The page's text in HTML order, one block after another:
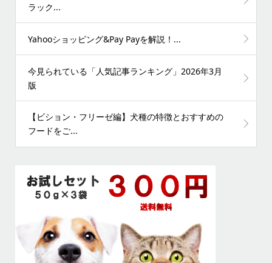
ラック...
Yahooショッピング&Pay Payを解説！...
今見られている「人気記事ランキング」2026年3月
版
【ビション・フリーゼ編】犬種の特徴とおすすめの
フードをご...